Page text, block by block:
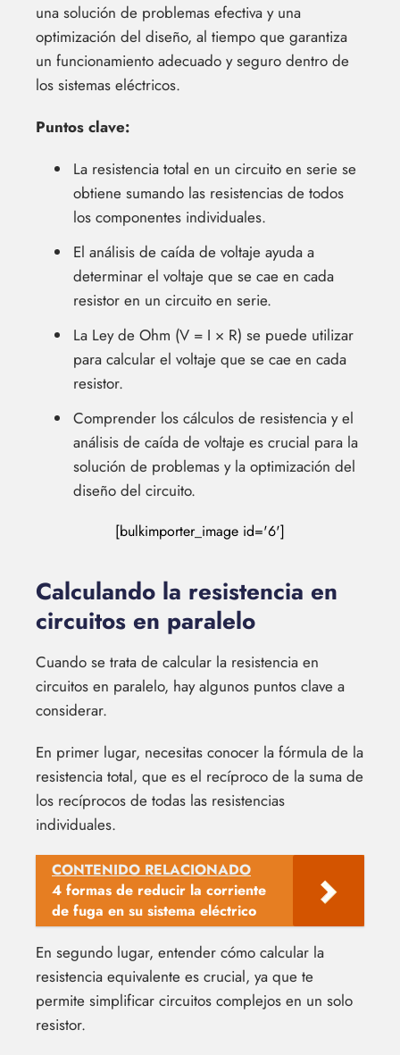
una solución de problemas efectiva y una
optimización del diseño, al tiempo que garantiza
un funcionamiento adecuado y seguro dentro de
los sistemas eléctricos.
Puntos clave:
La resistencia total en un circuito en serie se
obtiene sumando las resistencias de todos
los componentes individuales.
El análisis de caída de voltaje ayuda a
determinar el voltaje que se cae en cada
resistor en un circuito en serie.
La Ley de Ohm (V = I × R) se puede utilizar
para calcular el voltaje que se cae en cada
resistor.
Comprender los cálculos de resistencia y el
análisis de caída de voltaje es crucial para la
solución de problemas y la optimización del
diseño del circuito.
[bulkimporter_image id='6']
Calculando la resistencia en
circuitos en paralelo
Cuando se trata de calcular la resistencia en
circuitos en paralelo, hay algunos puntos clave a
considerar.
En primer lugar, necesitas conocer la fórmula de la
resistencia total, que es el recíproco de la suma de
los recíprocos de todas las resistencias
individuales.
CONTENIDO RELACIONADO
4 formas de reducir la corriente
de fuga en su sistema eléctrico
En segundo lugar, entender cómo calcular la
resistencia equivalente es crucial, ya que te
permite simplificar circuitos complejos en un solo
resistor.